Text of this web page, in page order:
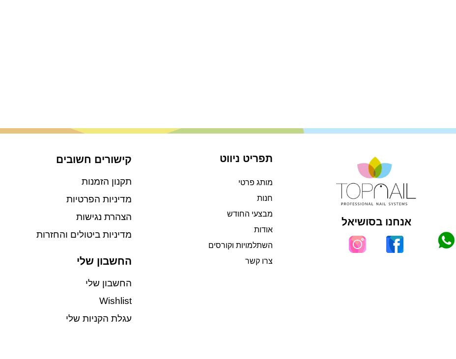
אנחנו בסושיאל
תפריט ניווט
מותג פרטי
חנות
מבצעי החודש
אודות
השתלמויות וקורסים
צרו קשר
קישורים חשובים
תקנון הזמנות
מדיניות הפרטיות
הצהרת נגישות
מדיניות ביטולים והחזרות
החשבון שלי
החשבון שלי
Wishlist
עגלת הקניות שלי